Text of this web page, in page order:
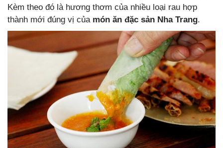
Kèm theo đó là hương thơm của nhiều loại rau hợp
thành mới đúng vị của món ăn đặc sản Nha Trang.